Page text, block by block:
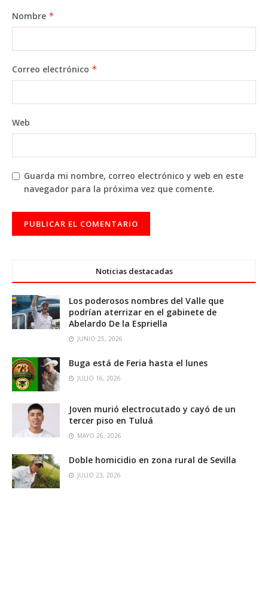
Nombre *
Correo electrónico *
Web
Guarda mi nombre, correo electrónico y web en este
navegador para la próxima vez que comente.
Noticias destacadas
Los poderosos nombres del Valle que
podrían aterrizar en el gabinete de
Abelardo De la Espriella
JUNIO 25, 2026
Buga está de Feria hasta el lunes
JULIO 16, 2026
Joven murió electrocutado y cayó de un
tercer piso en Tuluá
MAYO 26, 2026
Doble homicidio en zona rural de Sevilla
JULIO 23, 2026